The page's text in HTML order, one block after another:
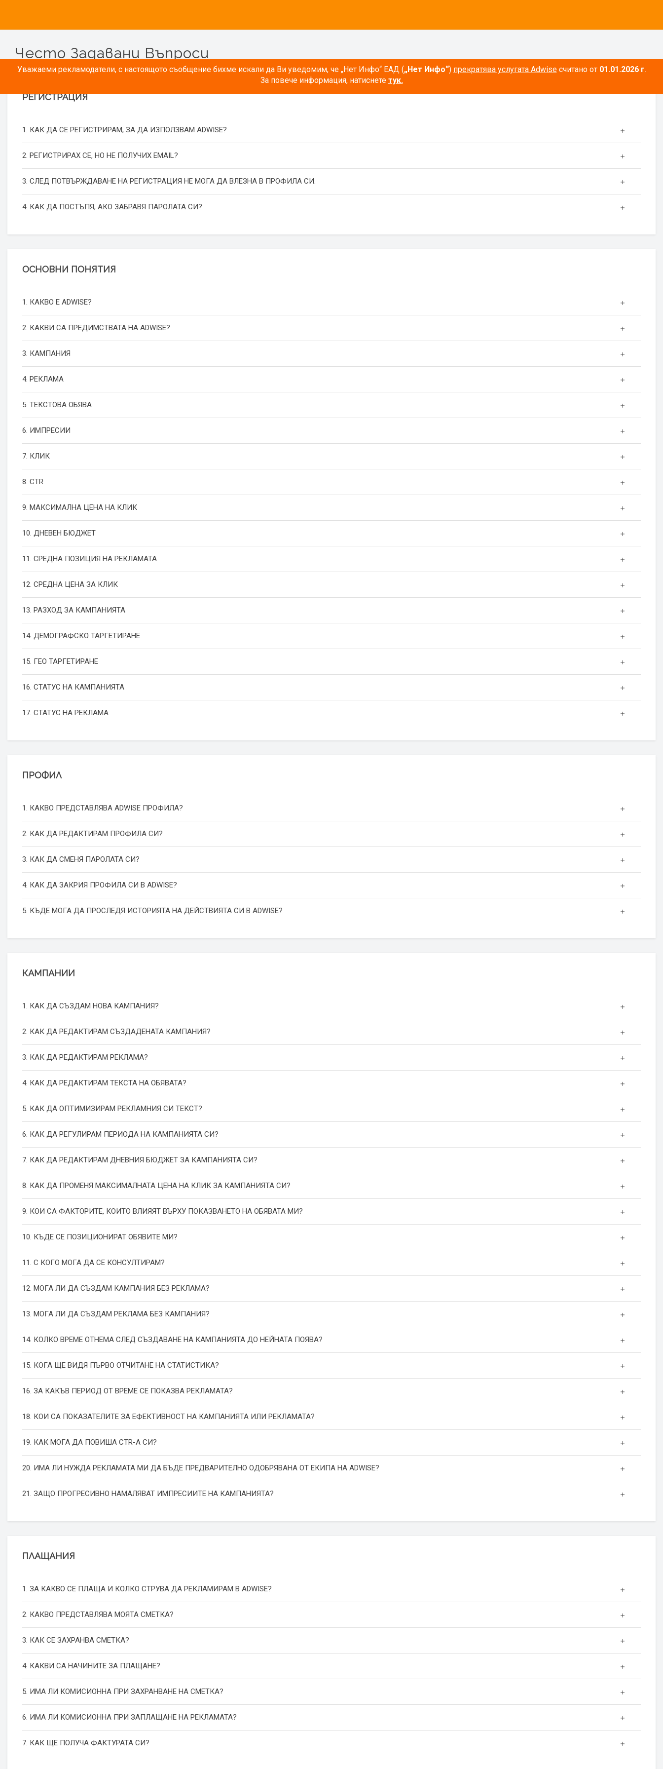
Уважаеми рекламодатели, с настоящото съобщение бихме искали да Ви уведомим, че „Нет Инфо“ ЕАД („Нет Инфо“) прекратява услугата Adwiseсчитано от 01.01.2026 г.
За повече информация, натиснете тук.
Често Задавани Въпроси
РЕГИСТРАЦИЯ
1. КАК ДА СЕ РЕГИСТРИРАМ, ЗА ДА ИЗПОЛЗВАМ ADWISE?
2. РЕГИСТРИРАХ СЕ, НО НЕ ПОЛУЧИХ EMAIL?
3. СЛЕД ПОТВЪРЖДАВАНЕ НА РЕГИСТРАЦИЯ НЕ МОГА ДА ВЛЕЗНА В ПРОФИЛА СИ.
4. КАК ДА ПОСТЪПЯ, АКО ЗАБРАВЯ ПАРОЛАТА СИ?
ОСНОВНИ ПОНЯТИЯ
1. КАКВО Е ADWISE?
2. КАКВИ СА ПРЕДИМСТВАТА НА ADWISE?
3. КАМПАНИЯ
4. РЕКЛАМА
5. ТЕКСТОВА ОБЯВА
6. ИМПРЕСИИ
7. КЛИК
8. CTR
9. МАКСИМАЛНА ЦЕНА НА КЛИК
10. ДНЕВЕН БЮДЖЕТ
11. СРЕДНА ПОЗИЦИЯ НА РЕКЛАМАТА
12. СРЕДНА ЦЕНА ЗА КЛИК
13. РАЗХОД ЗА КАМПАНИЯТА
14. ДЕМОГРАФСКО ТАРГЕТИРАНЕ
15. ГЕО ТАРГЕТИРАНЕ
16. СТАТУС НА КАМПАНИЯТА
17. СТАТУС НА РЕКЛАМА
ПРОФИЛ
1. КАКВО ПРЕДСТАВЛЯВА ADWISE ПРОФИЛА?
2. КАК ДА РЕДАКТИРАМ ПРОФИЛА СИ?
3. КАК ДА СМЕНЯ ПАРОЛАТА СИ?
4. КАК ДА ЗАКРИЯ ПРОФИЛА СИ В ADWISE?
5. КЪДЕ МОГА ДА ПРОСЛЕДЯ ИСТОРИЯТА НА ДЕЙСТВИЯТА СИ В ADWISE?
КАМПАНИИ
1. КАК ДА СЪЗДАМ НОВА КАМПАНИЯ?
2. КАК ДА РЕДАКТИРАМ СЪЗДАДЕНАТА КАМПАНИЯ?
3. КАК ДА РЕДАКТИРАМ РЕКЛАМА?
4. КАК ДА РЕДАКТИРАМ ТЕКСТА НА ОБЯВАТА?
5. КАК ДА ОПТИМИЗИРАМ РЕКЛАМНИЯ СИ ТЕКСТ?
6. КАК ДА РЕГУЛИРАМ ПЕРИОДА НА КАМПАНИЯТА СИ?
7. КАК ДА РЕДАКТИРАМ ДНЕВНИЯ БЮДЖЕТ ЗА КАМПАНИЯТА СИ?
8. КАК ДА ПРОМЕНЯ МАКСИМАЛНАТА ЦЕНА НА КЛИК ЗА КАМПАНИЯТА СИ?
9. КОИ СА ФАКТОРИТЕ, КОИТО ВЛИЯЯТ ВЪРХУ ПОКАЗВАНЕТО НА ОБЯВАТА МИ?
10. КЪДЕ СЕ ПОЗИЦИОНИРАТ ОБЯВИТЕ МИ?
11. С КОГО МОГА ДА СЕ КОНСУЛТИРАМ?
12. МОГА ЛИ ДА СЪЗДАМ КАМПАНИЯ БЕЗ РЕКЛАМА?
13. МОГА ЛИ ДА СЪЗДАМ РЕКЛАМА БЕЗ КАМПАНИЯ?
14. КОЛКО ВРЕМЕ ОТНЕМА СЛЕД СЪЗДАВАНЕ НА КАМПАНИЯТА ДО НЕЙНАТА ПОЯВА?
15. КОГА ЩЕ ВИДЯ ПЪРВО ОТЧИТАНЕ НА СТАТИСТИКА?
16. ЗА КАКЪВ ПЕРИОД ОТ ВРЕМЕ СЕ ПОКАЗВА РЕКЛАМАТА?
18. КОИ СА ПОКАЗАТЕЛИТЕ ЗА ЕФЕКТИВНОСТ НА КАМПАНИЯТА ИЛИ РЕКЛАМАТА?
19. КАК МОГА ДА ПОВИША СТR-А СИ?
20. ИМА ЛИ НУЖДА РЕКЛАМАТА МИ ДА БЪДЕ ПРЕДВАРИТЕЛНО ОДОБРЯВАНА ОТ ЕКИПА НА ADWISE?
21. ЗАЩО ПРОГРЕСИВНО НАМАЛЯВАТ ИМПРЕСИИТЕ НА КАМПАНИЯТА?
ПЛАЩАНИЯ
1. ЗА КАКВО СЕ ПЛАЩА И КОЛКО СТРУВА ДА РЕКЛАМИРАМ В ADWISE?
2. КАКВО ПРЕДСТАВЛЯВА МОЯТА СМЕТКА?
3. КАК СЕ ЗАХРАНВА СМЕТКА?
4. КАКВИ СА НАЧИНИТЕ ЗА ПЛАЩАНЕ?
5. ИМА ЛИ КОМИСИОННА ПРИ ЗАХРАНВАНЕ НА СМЕТКА?
6. ИМА ЛИ КОМИСИОННА ПРИ ЗАПЛАЩАНЕ НА РЕКЛАМАТА?
7. КАК ЩЕ ПОЛУЧА ФАКТУРАТА СИ?